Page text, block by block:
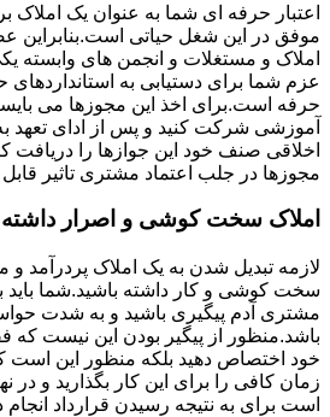
اعتبار حرفه ای شما به عنوان یک
موفق در این شغل حیاتی است.بنابراین
املاک و مستغلات و انجمن های وابسته
عزم شما برای دستیابی به استانداردهای
حرفه است.برای اخذ این مجوزها می
آموزشی شرکت کنید و پس از ادای تعهد
اخلاقی صنف خود این جوازها را دریافت
مجوزها در جلب اعتماد مشتری تاثیر
املاک سخت کوشی و اصرار داشته
لازمه تبدیل شدن به یک املاک پردرآمد
سخت کوشی و کار داشته باشید.شما باید
مشتری آدم پیگیری باشید و به شدت
باشد.منظور از پیگیر بودن این نیست که
خود اختصاص دهید بلکه منظور این است
زمان کافی را برای این کار بگذارید و در
است برای به نتیجه رسیدن قرارداد انجام